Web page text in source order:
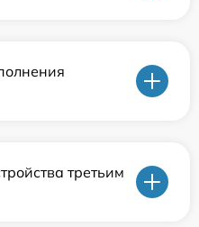
третьим